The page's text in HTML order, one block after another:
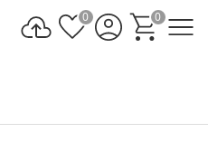
0 0